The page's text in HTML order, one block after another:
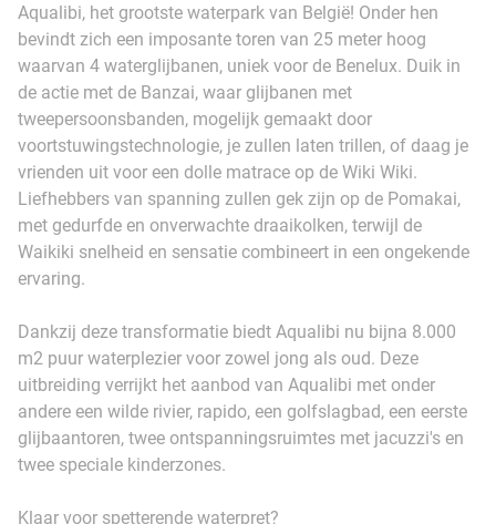
Aqualibi, het grootste waterpark van België! Onder hen
bevindt zich een imposante toren van 25 meter hoog
waarvan 4 waterglijbanen, uniek voor de Benelux. Duik in
de actie met de Banzai, waar glijbanen met
tweepersoonsbanden, mogelijk gemaakt door
voortstuwingstechnologie, je zullen laten trillen, of daag je
vrienden uit voor een dolle matrace op de Wiki Wiki.
Liefhebbers van spanning zullen gek zijn op de Pomakai,
met gedurfde en onverwachte draaikolken, terwijl de
Waikiki snelheid en sensatie combineert in een ongekende
ervaring.
Dankzij deze transformatie biedt Aqualibi nu bijna 8.000
m2 puur waterplezier voor zowel jong als oud. Deze
uitbreiding verrijkt het aanbod van Aqualibi met onder
andere een wilde rivier, rapido, een golfslagbad, een eerste
glijbaantoren, twee ontspanningsruimtes met jacuzzi's en
twee speciale kinderzones.
Klaar voor spetterende waterpret?